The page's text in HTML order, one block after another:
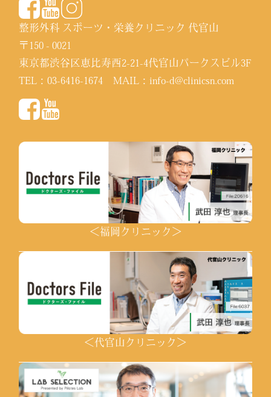
整形外科 スポーツ・栄養クリニック 代官山
〒150 - 0021
東京都渋谷区恵比寿西2-21-4代官山パークスビル3F
TEL：03-6416-1674 MAIL：info-d@clinicsn.com
＜福岡クリニック＞
＜代官山クリニック＞